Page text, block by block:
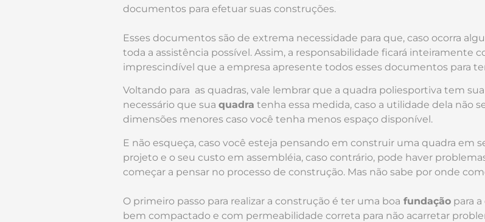
documentos para efetuar suas construções.
Esses documentos são de extrema necessidade para que, caso ocorra
toda a assistência possível. Assim, a responsabilidade ficará inteiramente
imprescindível que a empresa apresente todos esses documentos para
Voltando para as quadras, vale lembrar que a quadra poliesportiva tem
necessário que sua quadra tenha essa medida, caso a utilidade dela não
dimensões menores caso você tenha menos espaço disponível.
E não esqueça, caso você esteja pensando em construir uma quadra em
projeto e o seu custo em assembléia, caso contrário, pode haver
começar a pensar no processo de construção. Mas não sabe por onde
O primeiro passo para realizar a construção é ter uma boa fundaçãopara a
bem compactado e com permeabilidade correta para não acarretar